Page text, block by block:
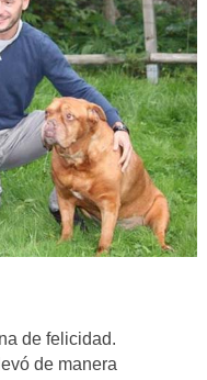
de felicidad.
de manera